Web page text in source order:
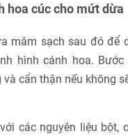
hoa cúc cho mứt dừa
mâm sạch sau đó để
hình cánh hoa.
cẩn thận nếu không
các nguyên liệu bột,